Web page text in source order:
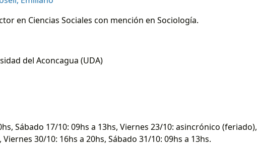
en Ciencias Sociales con mención en Sociología.
del Aconcagua (UDA)
Sábado 17/10: 09hs a 13hs, Viernes 23/10: asincrónico (feriado),
30/10: 16hs a 20hs, Sábado 31/10: 09hs a 13hs.